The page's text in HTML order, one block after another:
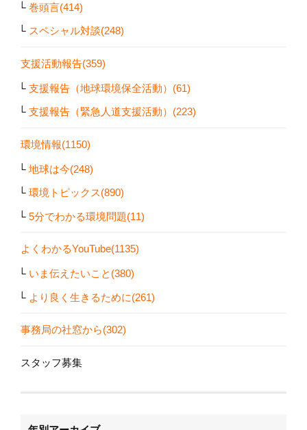
巻頭言(414)
スペシャル対談(248)
支援活動報告(359)
支援報告（地球環境保全活動）(61)
支援報告（緊急人道支援活動）(223)
環境情報(1150)
地球は今(248)
環境トピックス(890)
5分でわかる環境問題(11)
よくわかるYouTube(1135)
いま伝えたいこと(380)
より良く生きるために(261)
事務局の社窓から(302)
スタッフ募集